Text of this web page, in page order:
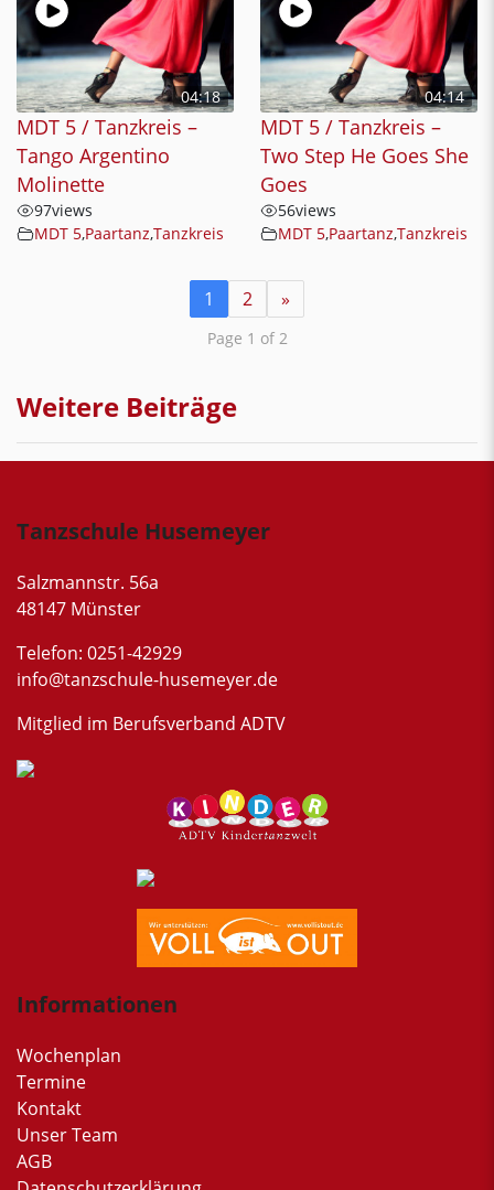
04:18
MDT 5 / Tanzkreis –
Tango Argentino
Molinette
97views
MDT 5,Paartanz,Tanzkreis
04:14
MDT 5 / Tanzkreis –
Two Step He Goes She
Goes
56views
MDT 5,Paartanz,Tanzkreis
1 2 »
Page 1 of 2
Weitere Beiträge
Tanzschule Husemeyer
Salzmannstr. 56a
48147 Münster
Telefon: 0251-42929
info@tanzschule-husemeyer.de
Mitglied im Berufsverband ADTV
Informationen
Wochenplan
Termine
Kontakt
Unser Team
AGB